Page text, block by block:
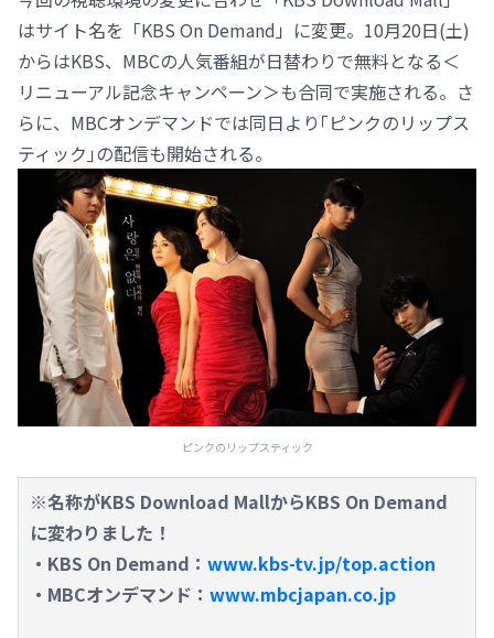
はサイト名を「KBS On Demand」に変更。10月20日(土)
からはKBS、MBCの人気番組が日替わりで無料となる＜
リニューアル記念キャンペーン＞も合同で実施される。さ
らに、MBCオンデマンドでは同日より｢ピンクのリップス
ティック｣の配信も開始される。
ピンクのリップスティック
※名称がKBS Download MallからKBS On Demand
に変わりました！
・KBS On Demand： www.kbs-tv.jp/top.action
・MBCオンデマンド： www.mbcjapan.co.jp